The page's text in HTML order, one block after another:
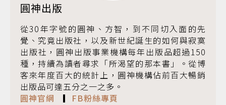
圓神出版
從30年字號的圓神、方智，到不同切入面的先
覺、究竟出版社，以及新世紀誕生的如何與寂寞
出版社，圓神出版事業機構每年出版品超過150
種，持續為讀者尋求「所渴望的那本書」。從博
客來年度百大的統計上，圓神機構佔前百大暢銷
出版品可達五分之一之多。
圓神官網 ▎ FB粉絲專頁